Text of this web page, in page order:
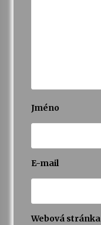
Jméno
E-mail
Webová stránka